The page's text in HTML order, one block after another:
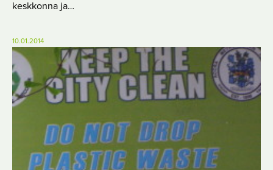
keskkonna ja…
10.01.2014